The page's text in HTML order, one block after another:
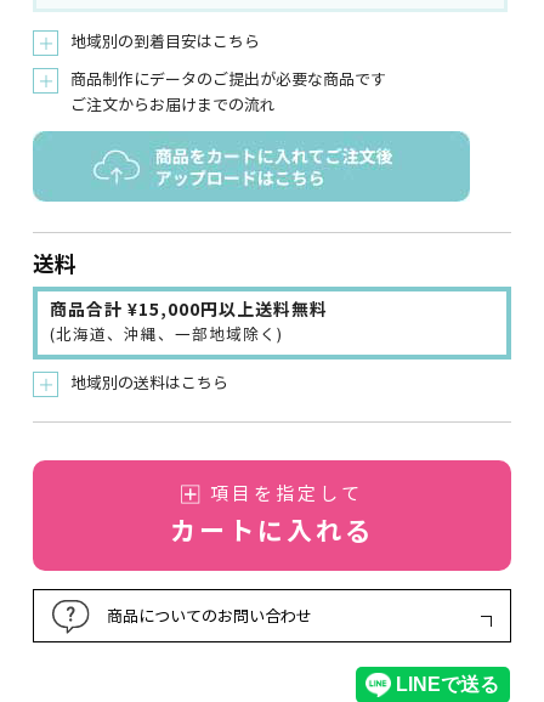
＋ 地域別の到着目安はこちら
＋
商品制作にデータのご提出が必要な商品です
ご注文からお届けまでの流れ
送料
商品合計 ¥15,000円以上送料無料
(北海道、沖縄、一部地域除く)
＋ 地域別の送料はこちら
項目を指定して
カートに入れる
商品についてのお問い合わせ